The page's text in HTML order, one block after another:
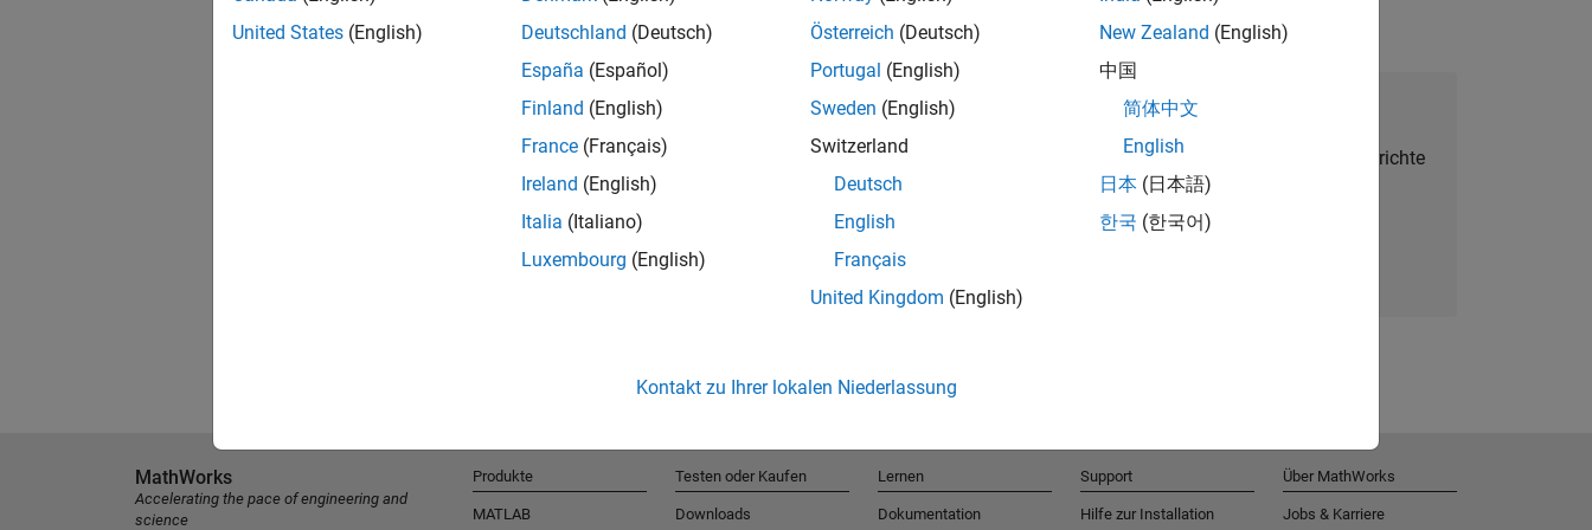
Talent Network beitreten
Erhalten Sie personalisierte Stellenangebote, Berichte
und Unternehmensneuigkeiten.
United States (English)
Deutschland (Deutsch)
España (Español)
Finland (English)
France (Français)
Ireland (English)
Italia (Italiano)
Luxembourg (English)
Österreich (Deutsch)
Portugal (English)
Sweden (English)
Switzerland
Deutsch
English
Français
United Kingdom (English)
New Zealand (English)
中国
简体中文
English
日本 (日本語)
한국 (한국어)
Kontakt zu Ihrer lokalen Niederlassung
MathWorks
Accelerating the pace of engineering and
science
Produkte
MATLAB
Testen oder Kaufen
Downloads
Lernen
Dokumentation
Support
Hilfe zur Installation
Über MathWorks
Jobs & Karriere